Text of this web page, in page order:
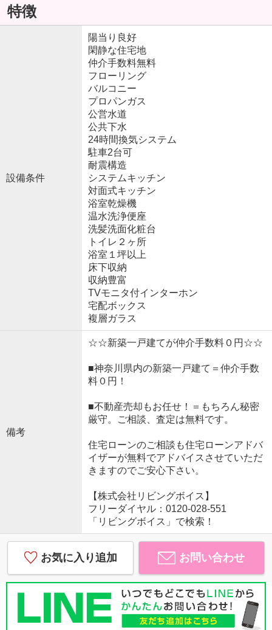
特徴
設備条件
陽当り良好
閑静な住宅地
仲介手数料無料
フローリング
バルコニー
プロパンガス
公営水道
公共下水
24時間換気システム
駐車2台可
耐震構造
システムキッチン
対面式キッチン
浴室乾燥機
温水洗浄便座
洗髪洗面化粧台
トイレ２ヶ所
浴室１坪以上
床下収納
収納豊富
TVモニタ付インターホン
宅配ボックス
複層ガラス
備考
☆☆新築一戸建てが仲介手数料０円☆☆
■神奈川県内の新築一戸建て＝仲介手数
料０円！
■不動産売却もお任せ！＝もちろん秘密
厳守。ご相談、査定は無料です。
住宅ローンのご相談も住宅ローンアドバ
イザーが無料でアドバイスさせていただ
きますのでご安心下さい。
【株式会社リビングボイス】
フリーダイヤル：0120-028-551
「リビングボイス」で検索！
お気に入り追加 お問い合わせ